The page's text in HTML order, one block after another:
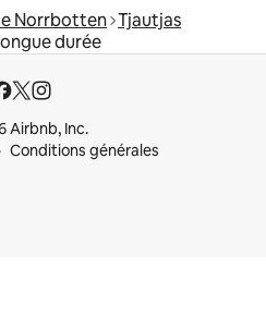
Norrbotten Tjautjas
durée
Airbnb, Inc.
Conditions générales